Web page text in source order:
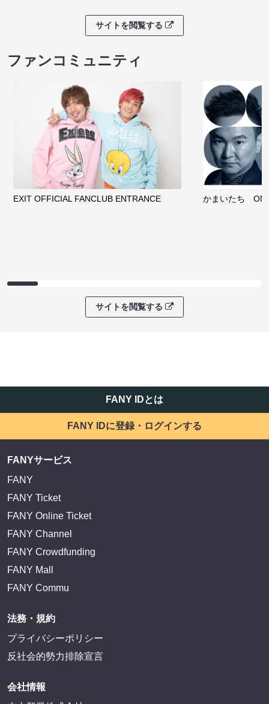
サイトを閲覧する
ファンコミュニティ
EXIT OFFICIAL FANCLUB ENTRANCE かまいたち
サイトを閲覧する
FANY IDとは
FANY IDに登録・ログインする
FANYサービス
FANY
FANY Ticket
FANY Online Ticket
FANY Channel
FANY Crowdfunding
FANY Mall
FANY Commu
法務・規約
プライバシーポリシー
反社会的勢力排除宣言
会社情報